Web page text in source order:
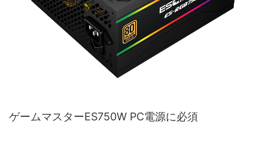
ゲームマスターES750W PC電源に必須